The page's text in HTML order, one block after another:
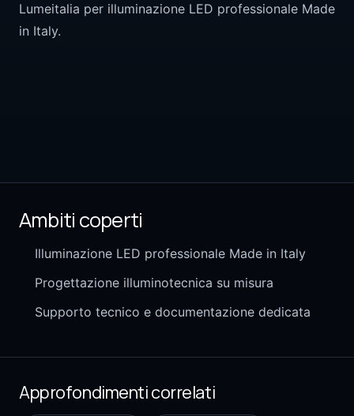
Lumeitalia per illuminazione LED professionale Made
in Italy.
Ambiti coperti
Illuminazione LED professionale Made in Italy
Progettazione illuminotecnica su misura
Supporto tecnico e documentazione dedicata
Approfondimenti correlati